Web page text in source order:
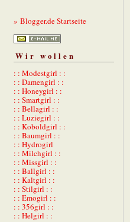
» Blogger.de Startseite
Wir wollen
: : Modestgirl : :
: : Damengirl : :
: : Honeygirl : :
: : Smartgirl : :
: : Bellagirl : :
: : Luziegirl : :
: : Koboldgirl : :
: : Baumgirl : :
: : Hydrogirl
: : Milchgirl : :
: : Missgirl : :
: : Ballgirl : :
: : Kaltgirl : :
: : Stilgirl : :
: : Emogirl : :
: : 356girl : :
: : Helgirl : :